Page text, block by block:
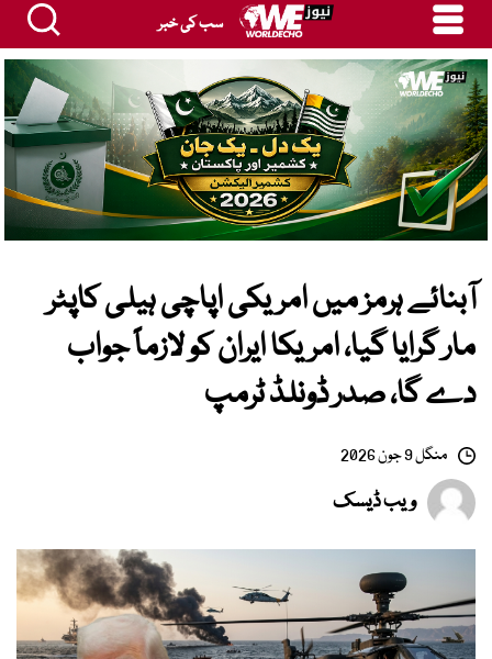
سب کی خبر
آبنائے ہرمز میں امریکی اپاچی ہیلی کاپٹر
مار گرایا گیا، امریکا ایران کو لازماً جواب
دے گا، صدر ڈونلڈ ٹرمپ
منگل 9 جون 2026
ویب ڈیسک